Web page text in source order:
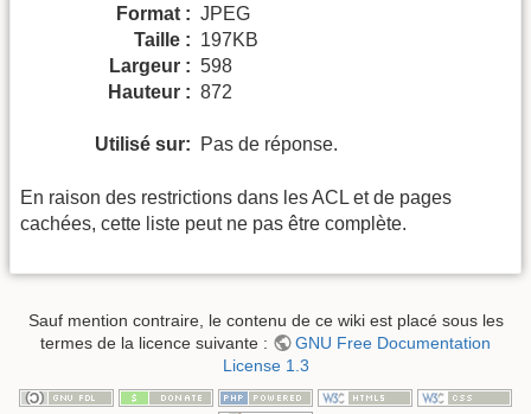
Format : JPEG
Taille : 197KB
Largeur : 598
Hauteur : 872
Utilisé sur: Pas de réponse.
En raison des restrictions dans les ACL et de pages
cachées, cette liste peut ne pas être complète.
Sauf mention contraire, le contenu de ce wiki est placé sous les
termes de la licence suivante :
GNU Free Documentation
License 1.3